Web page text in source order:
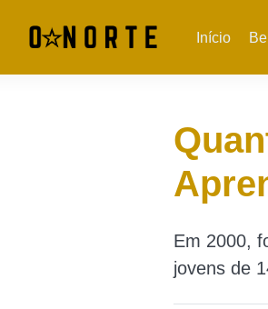
Início
Em 2000,
jovens de